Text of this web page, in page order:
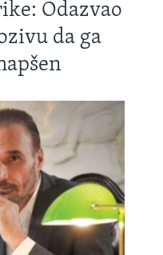
Odazvao
da ga